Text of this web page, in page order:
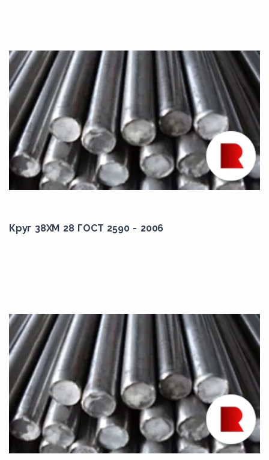
21,00
210,00
22,00
220,00
23,00
230,00
24,00
25,00
27,00
270,00
28,00
280,00
28,10
29,00
290,00
Круг 38ХМ 28 ГОСТ 2590 - 2006